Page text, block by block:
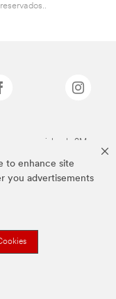
to enhance site
you advertisements
comerciales de 3M.